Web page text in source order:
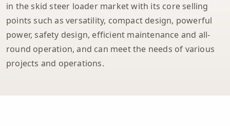
in the skid steer loader market with its core selling
points such as versatility, compact design, powerful
power, safety design, efficient maintenance and all-
round operation, and can meet the needs of various
projects and operations.